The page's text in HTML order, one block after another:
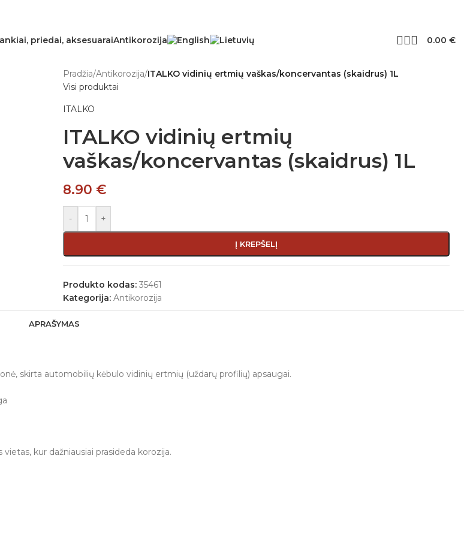
priedai, aksesuaraiAntikorozija 0.00 €
Pradžia/Antikorozija/ITALKO vidinių ertmių vaškas/koncervantas (skaidrus) 1L
Visi produktai
ITALKO
ITALKO vidinių ertmių
vaškas/koncervantas (skaidrus) 1L
8.90 €
- +
Į KREPŠELĮ
Produkto kodas: 35461
Kategorija: Antikorozija
APRAŠYMAS
skirta automobilių kėbulo vidinių ertmių (uždarų profilių) apsaugai.
kur dažniausiai prasideda korozija.